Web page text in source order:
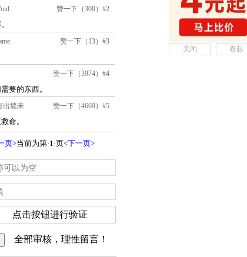
关闭 卷起